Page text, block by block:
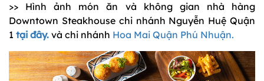
>> Hình ảnh món ăn và không gian nhà hàng
Downtown Steakhouse chi nhánh Nguyễn Huệ Quận
1 tại đây. và chi nhánh Hoa Mai Quận Phú Nhuận.